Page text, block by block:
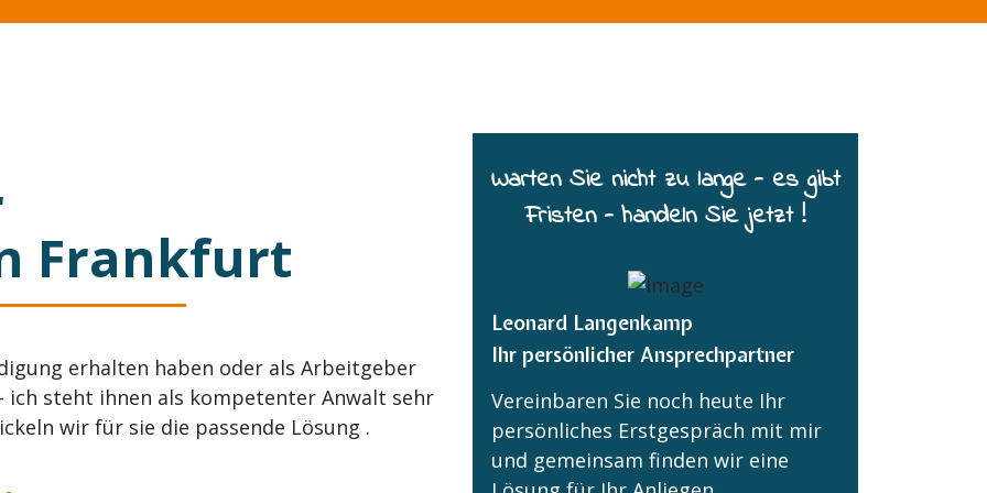
Frankfurt
erhalten haben oder als Arbeitgeber
steht ihnen als kompetenter Anwalt sehr
wir für sie die passende Lösung .
Warten Sie nicht zu lange - es gibt
Fristen - handeln Sie jetzt !
Leonard Langenkamp
Ihr persönlicher Ansprechpartner
Vereinbaren Sie noch heute Ihr
persönliches Erstgespräch mit mir
und gemeinsam finden wir eine